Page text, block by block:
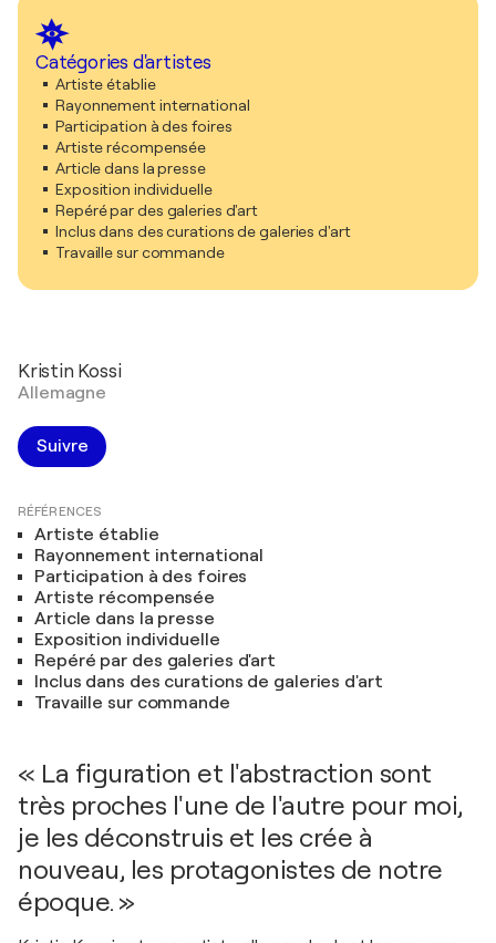
Catégories d'artistes
Artiste établie
Rayonnement international
Participation à des foires
Artiste récompensée
Article dans la presse
Exposition individuelle
Repéré par des galeries d'art
Inclus dans des curations de galeries d'art
Travaille sur commande
Kristin Kossi
Allemagne
Suivre
RÉFÉRENCES
Artiste établie
Rayonnement international
Participation à des foires
Artiste récompensée
Article dans la presse
Exposition individuelle
Repéré par des galeries d'art
Inclus dans des curations de galeries d'art
Travaille sur commande
« La figuration et l'abstraction sont
très proches l'une de l'autre pour moi,
je les déconstruis et les crée à
nouveau, les protagonistes de notre
époque. »